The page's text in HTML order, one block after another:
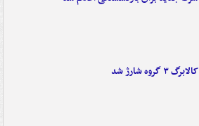
کالابرگ ۳ گروه شارژ شد